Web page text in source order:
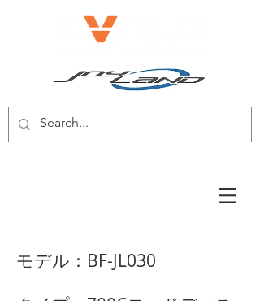
モデル：BF-JL030